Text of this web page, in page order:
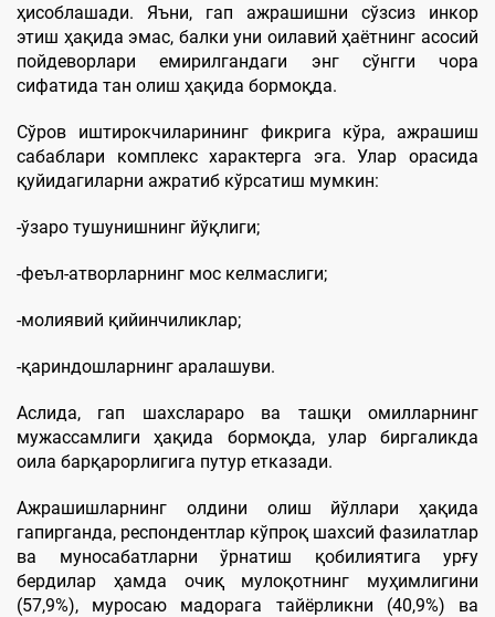
ҳисоблашади. Яъни, гап ажрашишни сўзсиз инкор
этиш ҳақида эмас, балки уни оилавий ҳаётнинг асосий
пойдеворлари емирилгандаги энг сўнгги чора
сифатида тан олиш ҳақида бормоқда.
Сўров иштирокчиларининг фикрига кўра, ажрашиш
сабаблари комплекс характерга эга. Улар орасида
қуйидагиларни ажратиб кўрсатиш мумкин:
-ўзаро тушунишнинг йўқлиги;
-феъл-атворларнинг мос келмаслиги;
-молиявий қийинчиликлар;
-қариндошларнинг аралашуви.
Аслида, гап шахслараро ва ташқи омилларнинг
мужассамлиги ҳақида бормоқда, улар биргаликда
оила барқарорлигига путур етказади.
Ажрашишларнинг олдини олиш йўллари ҳақида
гапирганда, респондентлар кўпроқ шахсий фазилатлар
ва муносабатларни ўрнатиш қобилиятига урғу
бердилар ҳамда очиқ мулоқотнинг муҳимлигини
(57,9%), муросаю мадорага тайёрликни (40,9%) ва